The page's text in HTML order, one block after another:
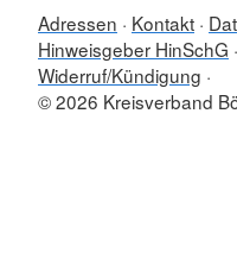
Adressen Kontakt
Hinweisgeber HinSchG
Widerruf/Kündigung
© 2026 Kreisverband